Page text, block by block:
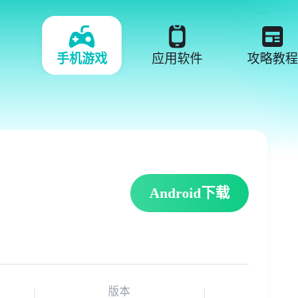
手机游戏 应用软件 攻略教程
Android下载
版本